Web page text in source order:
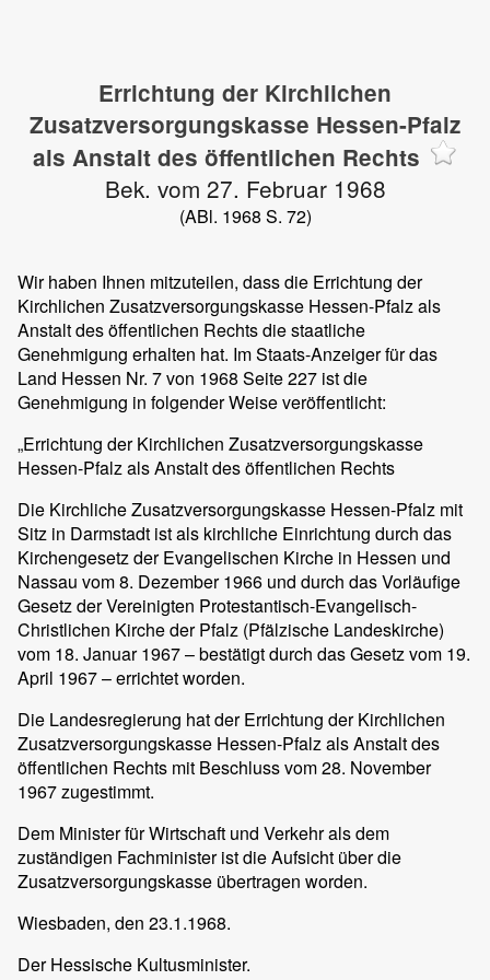
Errichtung der Kirchlichen
Zusatzversorgungskasse Hessen-Pfalz
als Anstalt des öffentlichen Rechts
Bek. vom 27. Februar 1968
(ABl. 1968 S. 72)
Wir haben Ihnen mitzuteilen, dass die Errichtung der
Kirchlichen Zusatzversorgungskasse Hessen-Pfalz als
Anstalt des öffentlichen Rechts die staatliche
Genehmigung erhalten hat. Im Staats-Anzeiger für das
Land Hessen Nr. 7 von 1968 Seite 227 ist die
Genehmigung in folgender Weise veröffentlicht:
„Errichtung der Kirchlichen Zusatzversorgungskasse
Hessen-Pfalz als Anstalt des öffentlichen Rechts
Die Kirchliche Zusatzversorgungskasse Hessen-Pfalz mit
Sitz in Darmstadt ist als kirchliche Einrichtung durch das
Kirchengesetz der Evangelischen Kirche in Hessen und
Nassau vom 8. Dezember 1966 und durch das Vorläufige
Gesetz der Vereinigten Protestantisch-Evangelisch-
Christlichen Kirche der Pfalz (Pfälzische Landeskirche)
vom 18. Januar 1967 – bestätigt durch das Gesetz vom 19.
April 1967 – errichtet worden.
Die Landesregierung hat der Errichtung der Kirchlichen
Zusatzversorgungskasse Hessen-Pfalz als Anstalt des
öffentlichen Rechts mit Beschluss vom 28. November
1967 zugestimmt.
Dem Minister für Wirtschaft und Verkehr als dem
zuständigen Fachminister ist die Aufsicht über die
Zusatzversorgungskasse übertragen worden.
Wiesbaden, den 23.1.1968.
Der Hessische Kultusminister.